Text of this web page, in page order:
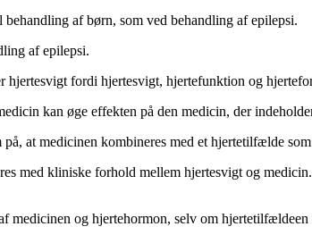
af børn, som ved behandling af epilepsi.
af epilepsi.
fordi hjertesvigt, hjertefunktion og
kan øge effekten på den medicin, der
at medicinen kombineres med et hjertetilfælde
med kliniske forhold mellem hjertesvigt og
og hjertehormon, selv om